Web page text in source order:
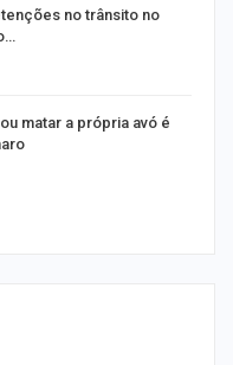
no trânsito no
matar a própria avó é